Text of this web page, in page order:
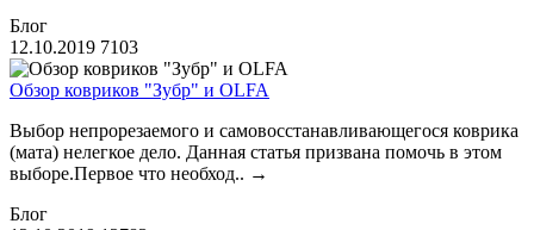
Блог
12.10.2019 7103
Обзор ковриков "Зубр" и OLFA
Выбор непрорезаемого и самовосстанавливающегося коврика
(мата) нелегкое дело. Данная статья призвана помочь в этом
выборе.Первое что необход.. →
Блог